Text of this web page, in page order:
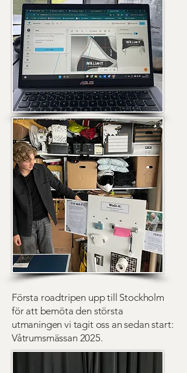
Första roadtripen upp till Stockholm
för att bemöta den största
utmaningen vi tagit oss an sedan start:
Våtrumsmässan 2025.